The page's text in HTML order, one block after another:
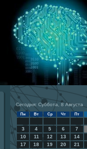
Сегодня: Суббота, 8 Августа
Пн Вт Ср Чт Пт
3
4 5 6 7
10
11 12 13 14
17
18 19 20 21